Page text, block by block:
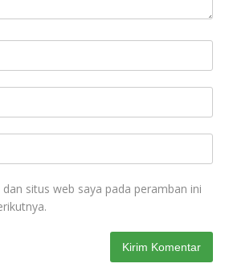
situs web saya pada peramban ini